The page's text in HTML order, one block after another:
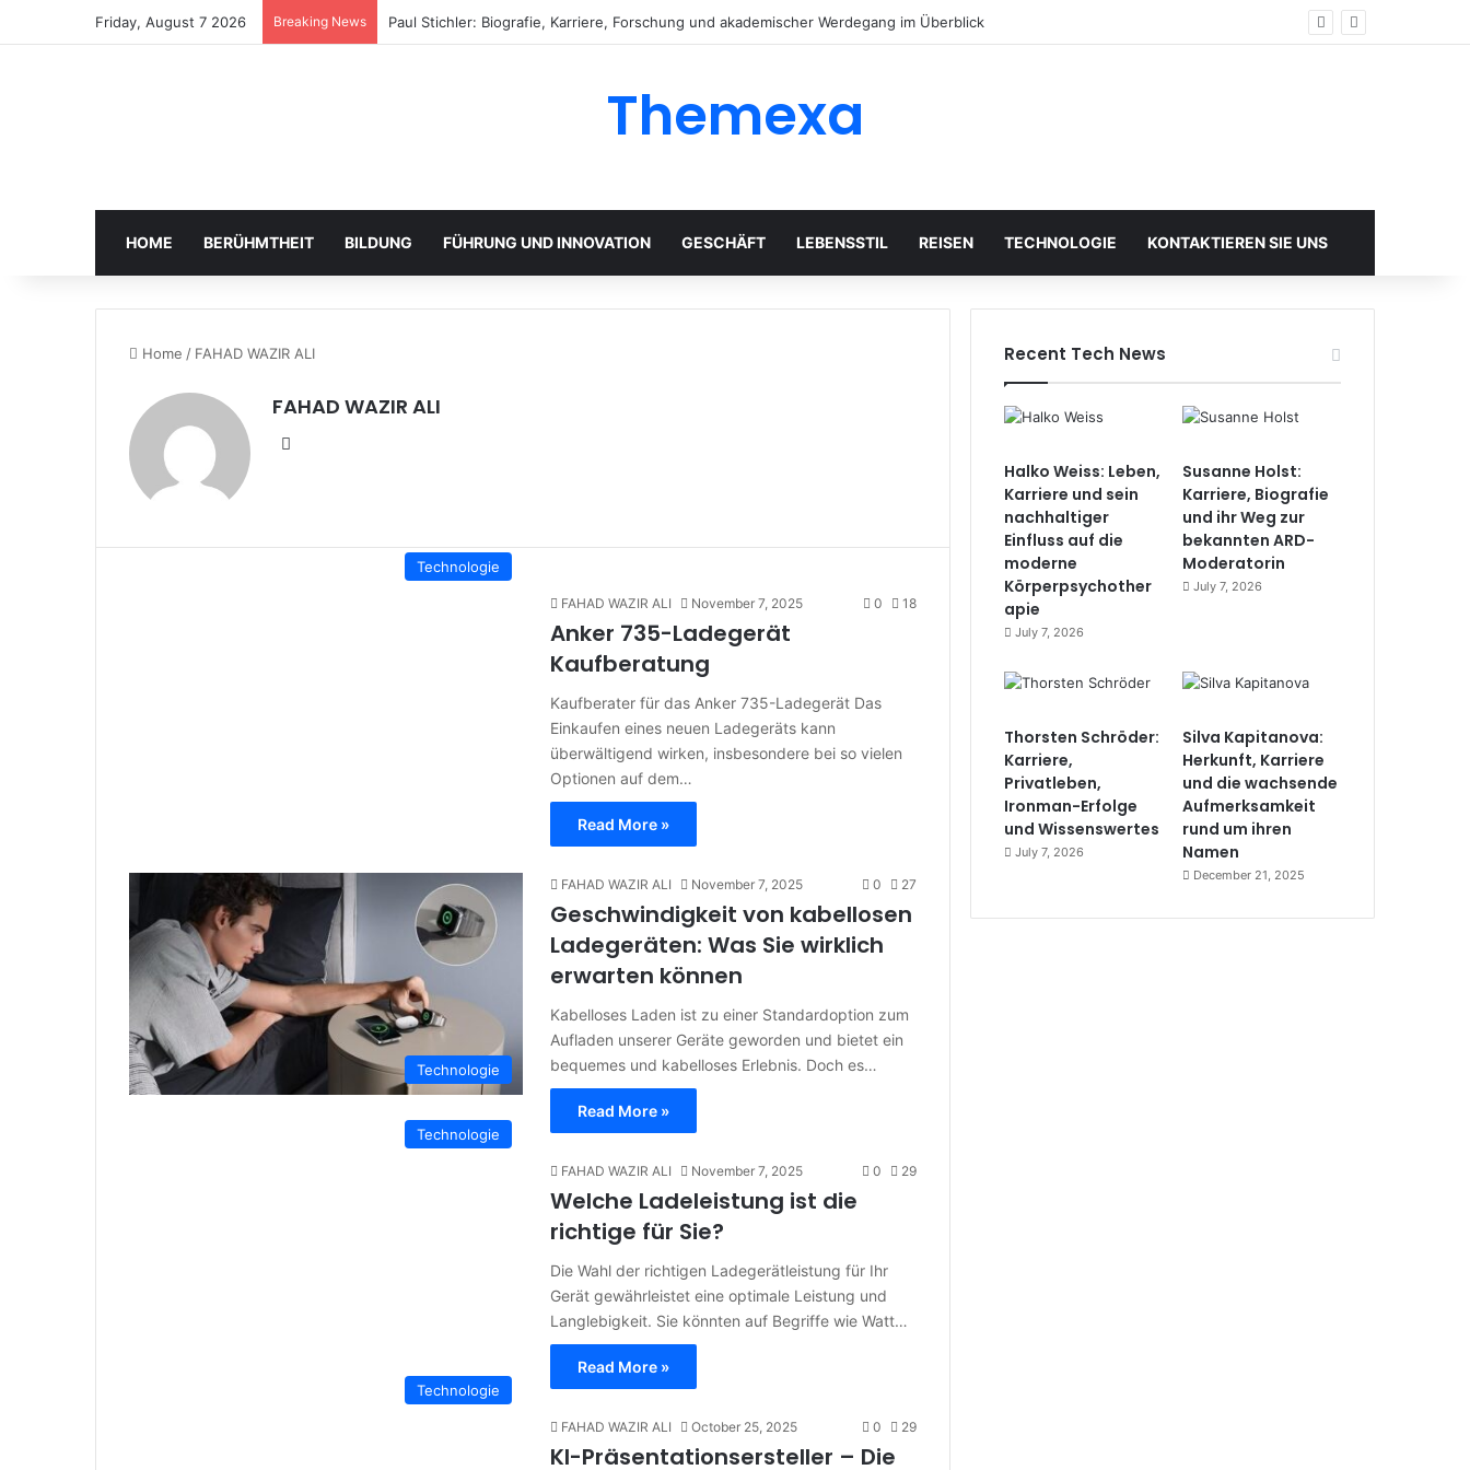
Friday, August 7 2026 Breaking News Paul Stichler: Biografie, Karriere, Forschung und akademischer Werdegang im Überblick
Themexa
HOME BERÜHMTHEIT BILDUNG FÜHRUNG UND INNOVATION GESCHÄFT LEBENSSTIL REISEN TECHNOLOGIE KONTAKTIEREN SIE UNS
Home / FAHAD WAZIR ALI
FAHAD WAZIR ALI
Technologie
FAHAD WAZIR ALI November 7, 2025 0 18
Anker 735-Ladegerät
Kaufberatung
Kaufberater für das Anker 735-Ladegerät Das
Einkaufen eines neuen Ladegeräts kann
überwältigend wirken, insbesondere bei so vielen
Optionen auf dem…
Read More »
Technologie
FAHAD WAZIR ALI November 7, 2025 0 27
Geschwindigkeit von kabellosen
Ladegeräten: Was Sie wirklich
erwarten können
Kabelloses Laden ist zu einer Standardoption zum
Aufladen unserer Geräte geworden und bietet ein
bequemes und kabelloses Erlebnis. Doch es…
Read More »
Technologie
FAHAD WAZIR ALI November 7, 2025 0 29
Welche Ladeleistung ist die
richtige für Sie?
Die Wahl der richtigen Ladegerätleistung für Ihr
Gerät gewährleistet eine optimale Leistung und
Langlebigkeit. Sie könnten auf Begriffe wie Watt…
Read More »
Technologie
FAHAD WAZIR ALI October 25, 2025 0 29
KI-Präsentationsersteller – Die
Recent Tech News
Halko Weiss: Leben,
Karriere und sein
nachhaltiger
Einfluss auf die
moderne
Körperpsychother
apie
July 7, 2026
Susanne Holst:
Karriere, Biografie
und ihr Weg zur
bekannten ARD-
Moderatorin
July 7, 2026
Thorsten Schröder:
Karriere,
Privatleben,
Ironman-Erfolge
und Wissenswertes
July 7, 2026
Silva Kapitanova:
Herkunft, Karriere
und die wachsende
Aufmerksamkeit
rund um ihren
Namen
December 21, 2025